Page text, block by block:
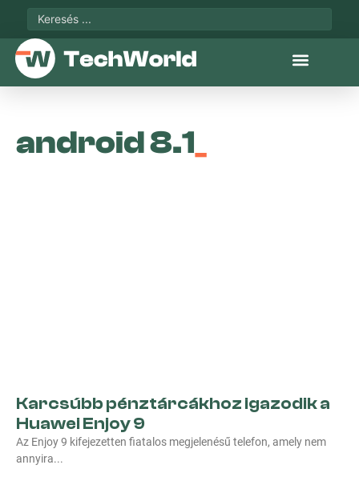
android 8.1
Karcsúbb pénztárcákhoz igazodik a
Huawei Enjoy 9
Az Enjoy 9 kifejezetten fiatalos megjelenésű telefon, amely nem
annyira